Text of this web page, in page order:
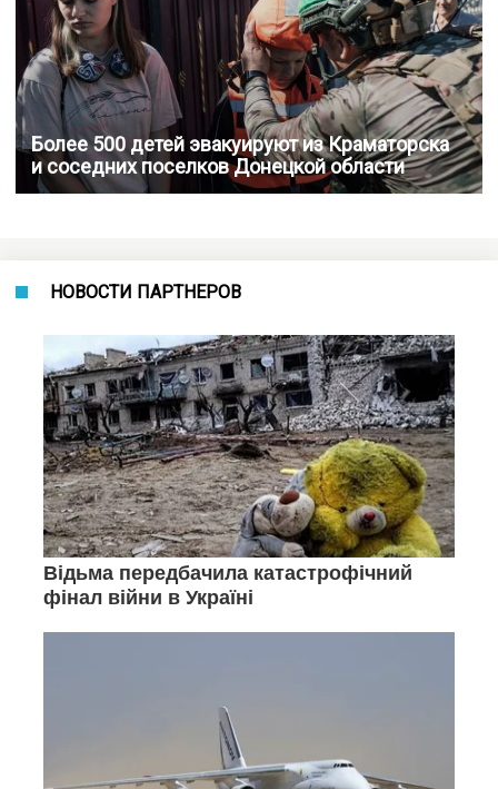
Более 500 детей эвакуируют из Краматорска
и соседних поселков Донецкой области
НОВОСТИ ПАРТНЕРОВ